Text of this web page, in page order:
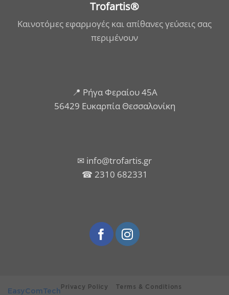
Trofartis®
Καινοτόμες εφαρμογές και απίθανες γεύσεις σας
περιμένουν
📍 Ρήγα Φεραίου 45Α
56429 Ευκαρπία Θεσσαλονίκη
✉ info@trofartis.gr
☎ 2310 682331
EasyComTechPrivacy Policy Terms & Conditions